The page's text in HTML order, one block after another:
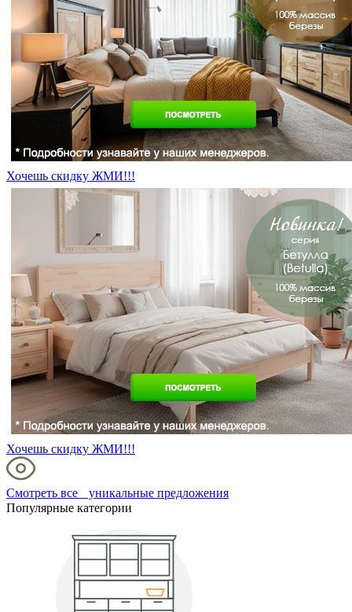
Хочешь скидку ЖМИ!!!
Хочешь скидку ЖМИ!!!
Смотреть все уникальные предложения
Популярные категории